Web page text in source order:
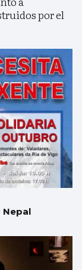
por el
Nepal